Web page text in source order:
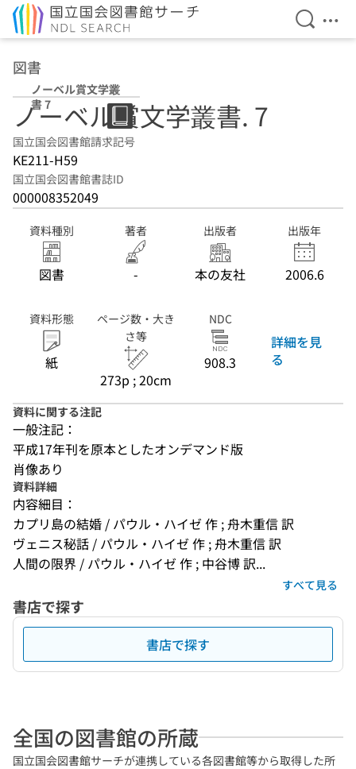
検索を
メ
図書
ノーベル賞文学叢
書 7
ノーベル賞文学叢書. 7
国立国会図書館請求記号
KE211-H59
国立国会図書館書誌ID
000008352049
資料種別
図書
著者
-
出版者
本の友社
出版年
2006.6
資料形態
紙
ページ数・大き
さ等
273p ; 20cm
NDC
908.3
詳細を見
る
資料に関する注記
一般注記：
平成17年刊を原本としたオンデマンド版
肖像あり
資料詳細
内容細目：
カプリ島の結婚 / パウル・ハイゼ 作 ; 舟木重信 訳
ヴェニス秘話 / パウル・ハイゼ 作 ; 舟木重信 訳
人間の限界 / パウル・ハイゼ 作 ; 中谷博 訳...
すべて見る
書店で探す
書店で探す
全国の図書館の所蔵
国立国会図書館サーチが連携している各図書館等から取得した所